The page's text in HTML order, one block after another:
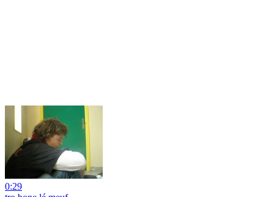
0:29